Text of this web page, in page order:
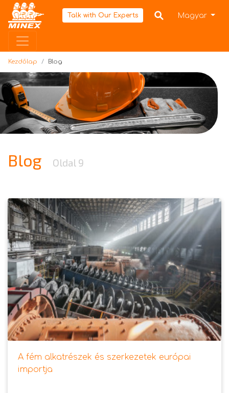
Kezdőlap
Talk with Our Experts Magyar
Kezdőlap Blog
Blog Oldal 9
A fém alkatrészek és szerkezetek európai
importja